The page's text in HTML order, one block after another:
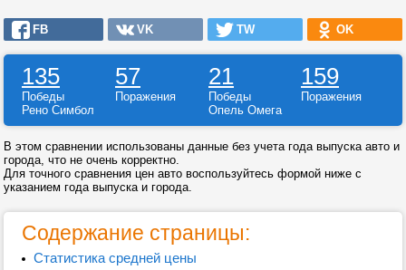
FB VK TW OK
135 57 21 159
Победы Поражения Победы
Поражения
Рено Симбол
Опель Омега
В этом сравнении использованы данные без учета года выпуска авто и
города, что не очень корректно.
Для точного сравнения цен авто воспользуйтесь формой ниже с
указанием года выпуска и города.
Содержание страницы:
Статистика средней цены